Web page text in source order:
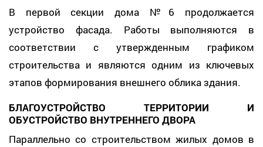
В первой секции дома №6 продолжается
устройство фасада. Работы выполняются в
соответствии с утвержденным графиком
строительства и являются одним из ключевых
этапов формирования внешнего облика здания.
БЛАГОУСТРОЙСТВО ТЕРРИТОРИИ И
ОБУСТРОЙСТВО ВНУТРЕННЕГО ДВОРА
Параллельно со строительством жилых домов в